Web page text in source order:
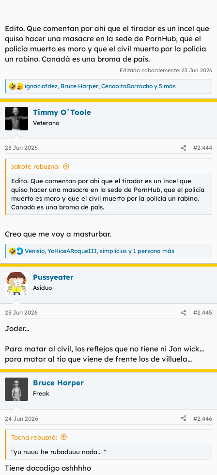
Edito. Que comentan por ahí que el tirador es un incel que
quiso hacer una masacre en la sede de PornHub, que el
policía muerto es moro y que el civil muerto por la policía
un rabino. Canadá es una broma de país.
Editado cobardemente: 23 Jun 2026
R
e
a
c
e
s
ignaciofdez, Bruce Harper, CenobitaBorracho y 5 más
Timmy O´Toole
Veterano
23 Jun 2026 #2.444
sakote rebuznó:
Edito. Que comentan por ahí que el tirador es un incel que
quiso hacer una masacre en la sede de PornHub, que el policía
muerto es moro y que el civil muerto por la policía un rabino.
Canadá es una broma de país.
Creo que me voy a masturbar.
R
e
a
c
c
i
e
:
Venisio, YoHiceARoqueIII, simplicius y 1 persona más
Pussyeater
Asiduo
23 Jun 2026 #2.445
Joder...
Para matar al civil, los reflejos que no tiene ni Jon wick...
para matar al tio que viene de frente los de villuela...
Bruce Harper
Freak
24 Jun 2026 #2.446
Tocha rebuznó:
"yu nuuu he rubaduuu nada... "
Tiene docodigo oshhhho